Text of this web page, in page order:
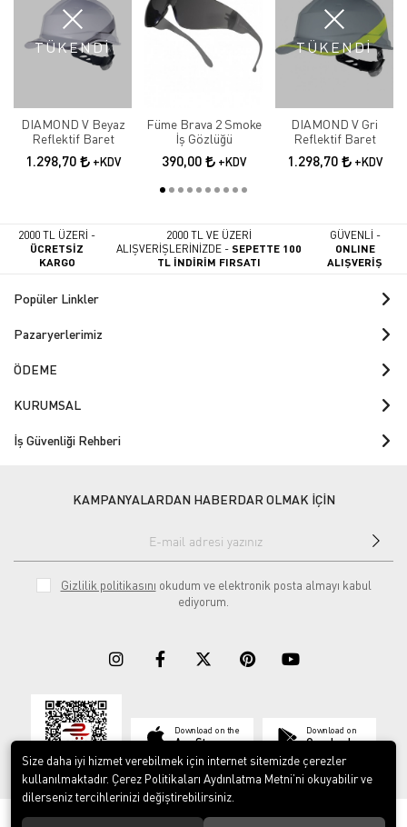
TÜKENDİ
DIAMOND V Beyaz
Reflektif Baret
1.298,70 +KDV
Füme Brava 2 Smoke
İş Gözlüğü
390,00 +KDV
TÜKENDİ
DIAMOND V Gri
Reflektif Baret
1.298,70 +KDV
2000 TL ÜZERİ -
ÜCRETSİZ
KARGO
2000 TL VE ÜZERİ
ALIŞVERİŞLERİNİZDE -SEPETTE 100
TL İNDİRİM FIRSATI
GÜVENLİ -
ONLINE
ALIŞVERİŞ
Popüler Linkler
Pazaryerlerimiz
ÖDEME
KURUMSAL
İş Güvenliği Rehberi
KAMPANYALARDAN HABERDAR OLMAK İÇİN
Gizlilik politikasını okudum ve elektronik posta almayı kabul
ediyorum.
Download on the
App Store
Download on
Google play
© 2023ERY İş Güvenliği Ekipmanları. Tüm hakları saklıdır.
Size daha iyi hizmet verebilmek için internet sitemizde çerezler
kullanılmaktadır. Çerez Politikaları Aydınlatma Metni’ni okuyabilir ve
dilerseniz tercihlerinizi değiştirebilirsiniz.